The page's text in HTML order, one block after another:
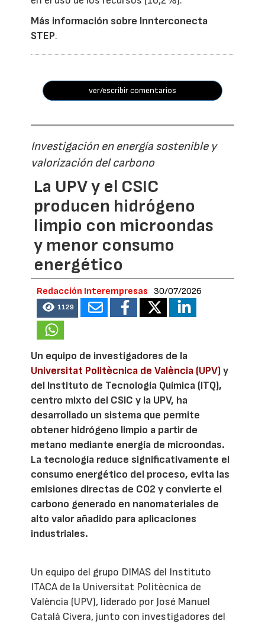
Más información sobre Innterconecta
STEP.
ver/escribir comentarios
Investigación en energía sostenible y
valorización del carbono
La UPV y el CSIC
producen hidrógeno
limpio con microondas
y menor consumo
energético
Redacción Interempresas 30/07/2026
1129
Un equipo de investigadores de la
Universitat Politècnica de València (UPV)y
del Instituto de Tecnología Química (ITQ),
centro mixto del CSIC y la UPV, ha
desarrollado un sistema que permite
obtener hidrógeno limpio a partir de
metano mediante energía de microondas.
La tecnología reduce significativamente el
consumo energético del proceso, evita las
emisiones directas de CO2 y convierte el
carbono generado en nanomateriales de
alto valor añadido para aplicaciones
industriales.
Un equipo del grupo DIMAS del Instituto
ITACA de la Universitat Politècnica de
València (UPV), liderado por José Manuel
Catalá Civera, junto con investigadores del